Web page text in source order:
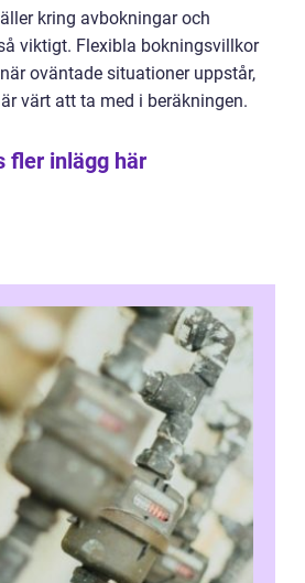
kring avbokningar och
viktigt. Flexibla bokningsvillkor
oväntade situationer uppstår,
värt att ta med i beräkningen.
fler inlägg här